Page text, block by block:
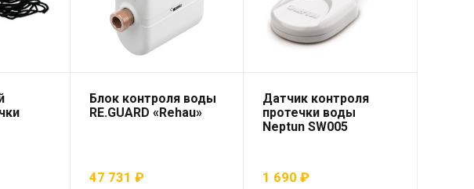
Блок контроля воды
RE.GUARD «Rehau»
47 731 ₽
Датчик контроля
протечки воды
Neptun SW005
1 690₽